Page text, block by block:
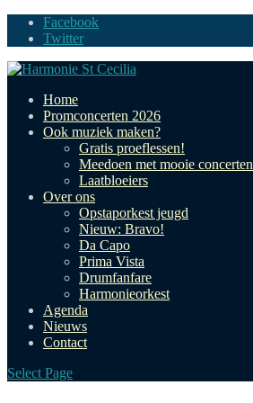
Facebook
Twitter
Home
Promconcerten 2026
Ook muziek maken?
Gratis proeflessen!
Meedoen met mooie concerten
Laatbloeiers
Over ons
Opstaporkest jeugd
Nieuw: Bravo!
Da Capo
Prima Vista
Drumfanfare
Harmonieorkest
Agenda
Nieuws
Contact
Select Page